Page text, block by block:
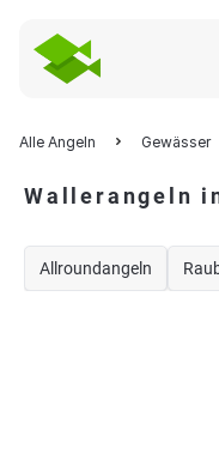
Alle Angeln Gewässer
Wallerangeln
Allroundangeln